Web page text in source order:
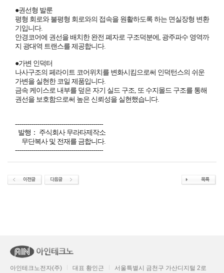
●권선형 발룬
평형 회로와 불평형 회로와의 접속을 원활하도록 하는 면실장형 변환
기입니다.
안경코어에 권선을 배치한 완전 폐자로 구조덕분에, 광주파수 영역까
지 광대역 트랜스를 제공합니다.
●가변 인덕터
나사구조의 페라이트 코어위치를 변화시킴으로써 인덕턴스의 쉬운
가변을 실현한 코일 제품입니다.
금속 케이스로 내부를 덮은 자기 실드 구조, 또 수지몰드 구조를 통해
권선을 보호함으로써 높은 신뢰성을 실현했습니다.
--------------------------------------------
발행： 주식회사 무라타제작소
무단복사 및 전재를 금합니다.
--------------------------------------------
아인테크노전자(주) 대표 황인근 서울특별시 금천구 가산디지털 2로